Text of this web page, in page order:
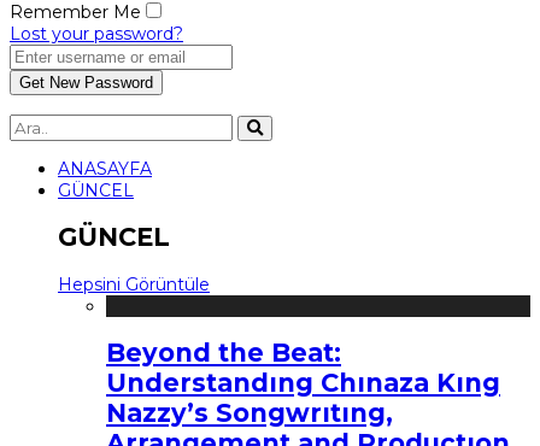
Remember Me
Lost your password?
ANASAYFA
GÜNCEL
GÜNCEL
Hepsini Görüntüle
Beyond the Beat:
Understandıng Chınaza Kıng
Nazzy’s Songwrıtıng,